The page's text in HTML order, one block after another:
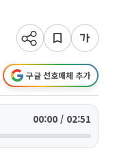
구글 선호매체 추가
00:00 / 02:51